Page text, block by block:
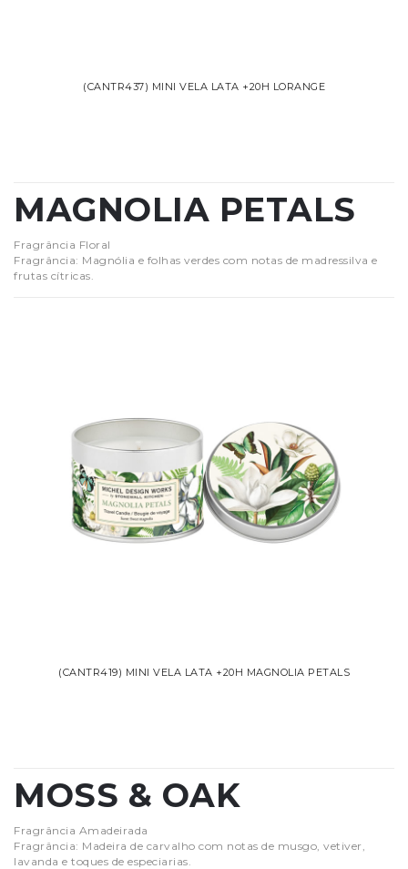
(CANTR437) MINI VELA LATA +20H LORANGE
MAGNOLIA PETALS
Fragrância Floral
Fragrância: Magnólia e folhas verdes com notas de madressilva e
frutas cítricas.
(CANTR419) MINI VELA LATA +20H MAGNOLIA PETALS
MOSS & OAK
Fragrância Amadeirada
Fragrância: Madeira de carvalho com notas de musgo, vetiver,
lavanda e toques de especiarias.